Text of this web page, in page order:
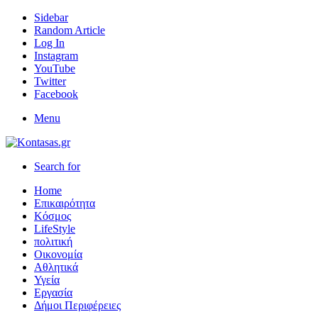
Sidebar
Random Article
Log In
Instagram
YouTube
Twitter
Facebook
Menu
Search for
Home
Επικαιρότητα
Κόσμος
LifeStyle
πολιτική
Οικονομία
Αθλητικά
Υγεία
Εργασία
Δήμοι Περιφέρειες